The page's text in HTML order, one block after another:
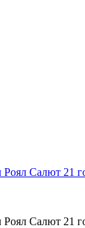
Салют 21
Салют 21